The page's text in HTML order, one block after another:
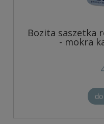
Bozita saszetka
- mokra